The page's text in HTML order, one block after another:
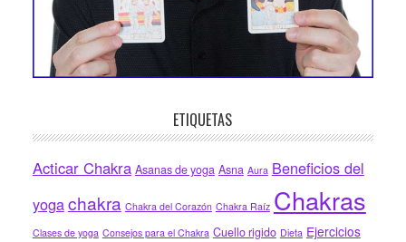
ETIQUETAS
Acticar Chakra Asanas de yoga Asna Aura Beneficios del
yogachakra Chakra del Corazón Chakra Raíz Chakras
Clases de yoga Consejos para el Chakra Cuello rigido Dieta Ejercicios